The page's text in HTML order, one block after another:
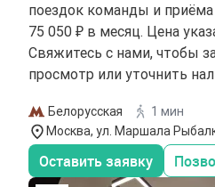
поездок команды и приёма
75 050 ₽ в месяц. Цена
Свяжитесь с нами, чтобы
просмотр или уточнить
Белорусская
1 мин
Москва, ул. Маршала
Оставить заявку